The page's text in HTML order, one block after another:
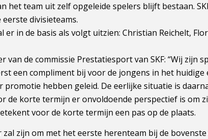
het team uit zelf opgeleide spelers blijft bestaan.
divisieteams.
er in de basis als volgt uitzien: Christian Reichelt,
van de commissie Prestatiesport van SKF: “Wij
een compliment bij voor de jongens in het
promotie hebben geleid. De eerlijke situatie is
de korte termijn er onvoldoende perspectief is om
voor de korte termijn een pas op de plaats.
zijn om met het eerste herenteam bij de